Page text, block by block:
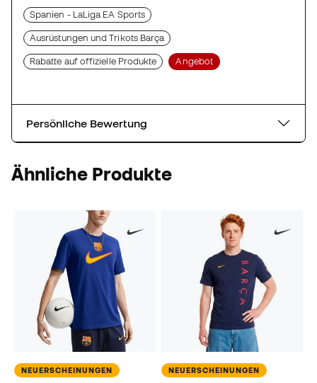
Spanien - LaLiga EA Sports
Ausrüstungen und Trikots Barça
Rabatte auf offizielle Produkte Angebot
Persönliche Bewertung
Ähnliche Produkte
NEUERSCHEINUNGEN NEUERSCHEINUNGEN